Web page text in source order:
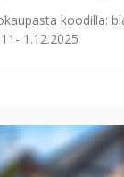
koodilla:
1.12.2025